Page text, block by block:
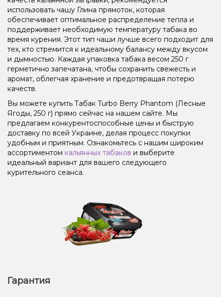
использовать чашу Глина прямоток, которая
обеспечивает оптимальное распределение тепла и
поддерживает необходимую температуру табака во
время курения. Этот тип чаши лучше всего подходит для
тех, кто стремится к идеальному балансу между вкусом
и дымностью. Каждая упаковка табака весом 250 г
герметично запечатана, чтобы сохранить свежесть и
аромат, облегчая хранение и предотвращая потерю
качеств.
Вы можете купить Табак Turbo Berry Phantom (Лесные
Ягоды, 250 г) прямо сейчас на нашем сайте. Мы
предлагаем конкурентоспособные цены и быструю
доставку по всей Украине, делая процесс покупки
удобным и приятным. Ознакомьтесь с нашим широким
ассортиментом кальянных табаков и выберите
идеальный вариант для вашего следующего
курительного сеанса.
Гарантия